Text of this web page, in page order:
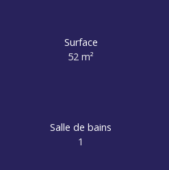
Surface
52m²
Salle de bains
1